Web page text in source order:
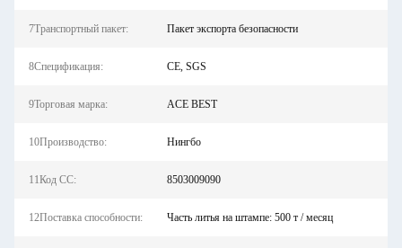
7Транспортный пакет: Пакет экспорта безопасности
8Спецификация: CE, SGS
9Торговая марка: ACE BEST
10Производство: Нингбо
11Код СС: 8503009090
12Поставка способности: Часть литья на штампе: 500 т / месяц